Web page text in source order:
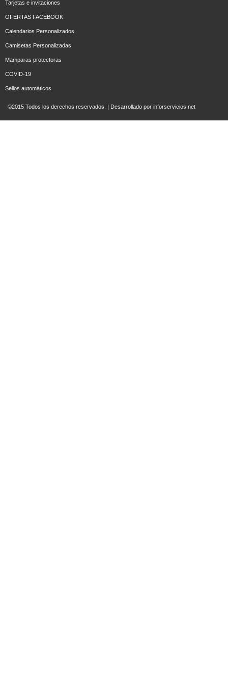
Tarjetas e invitaciones
OFERTAS FACEBOOK
Calendarios Personalizados
Camisetas Personalizadas
Mamparas protectoras
COVID-19
Sellos automáticos
©2015 Todos los derechos reservados. | Desarrollado por inforservicios.net